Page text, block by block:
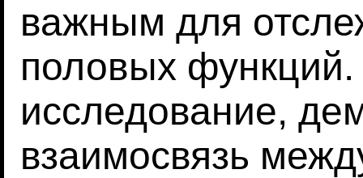
важным для
половых
исследование,
взаимосвязь